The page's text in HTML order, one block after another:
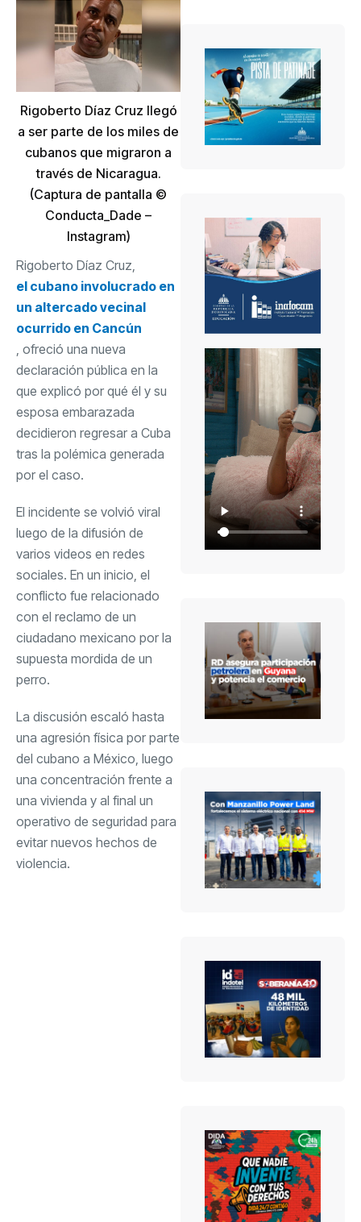
Rigoberto Díaz Cruz llegó
a ser parte de los miles de
cubanos que migraron a
través de Nicaragua.
(Captura de pantalla ©
Conducta_Dade –
Instagram)
Rigoberto Díaz Cruz,
el cubano involucrado en
un altercado vecinal
ocurrido en Cancún
, ofreció una nueva
declaración pública en la
que explicó por qué él y su
esposa embarazada
decidieron regresar a Cuba
tras la polémica generada
por el caso.
El incidente se volvió viral
luego de la difusión de
varios videos en redes
sociales. En un inicio, el
conflicto fue relacionado
con el reclamo de un
ciudadano mexicano por la
supuesta mordida de un
perro.
La discusión escaló hasta
una agresión física por parte
del cubano a México, luego
una concentración frente a
una vivienda y al final un
operativo de seguridad para
evitar nuevos hechos de
violencia.